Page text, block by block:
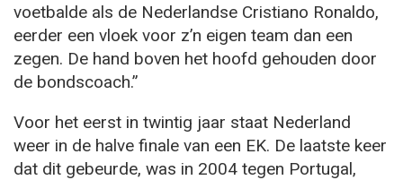
voetbalde als de Nederlandse Cristiano Ronaldo,
eerder een vloek voor z’n eigen team dan een
zegen. De hand boven het hoofd gehouden door
de bondscoach.”
Voor het eerst in twintig jaar staat Nederland
weer in de halve finale van een EK. De laatste keer
dat dit gebeurde, was in 2004 tegen Portugal,